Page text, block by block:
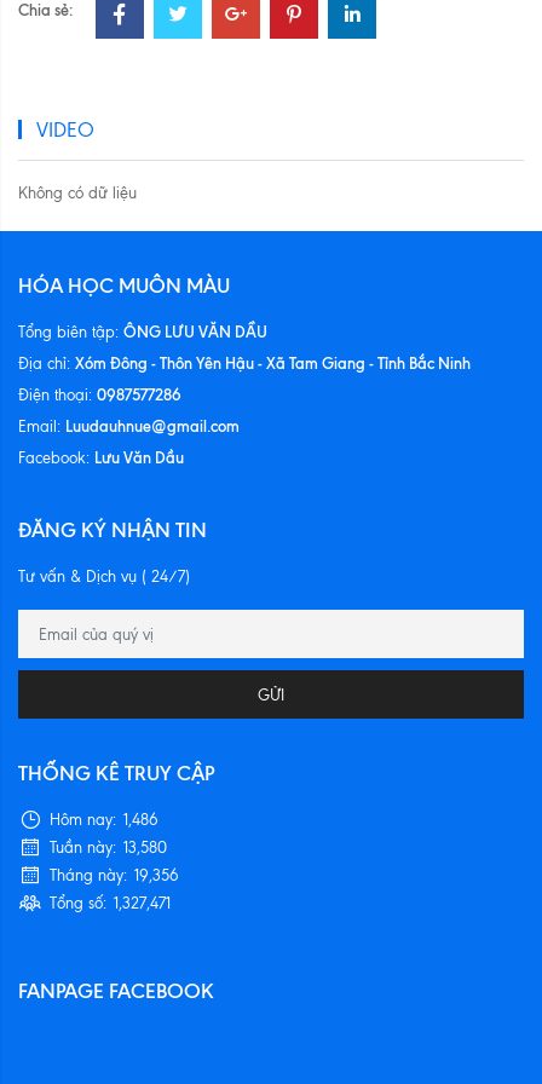
Chia sẻ:
VIDEO
Không có dữ liệu
HÓA HỌC MUÔN MÀU
Tổng biên tập: ÔNG LƯU VĂN DẦU
Địa chỉ: Xóm Đông - Thôn Yên Hậu - Xã Tam Giang - Tỉnh Bắc Ninh
Điện thoại: 0987577286
Email: Luudauhnue@gmail.com
Facebook: Lưu Văn Dầu
ĐĂNG KÝ NHẬN TIN
Tư vấn & Dịch vụ ( 24/7)
GỬI
THỐNG KÊ TRUY CẬP
Hôm nay: 1,486
Tuần này: 13,580
Tháng này: 19,356
Tổng số: 1,327,471
FANPAGE FACEBOOK